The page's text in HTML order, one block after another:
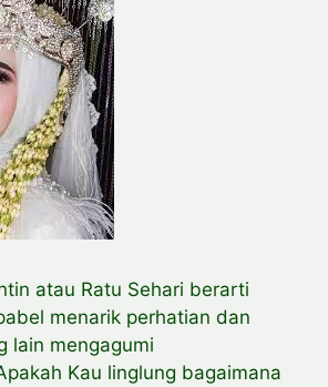
atau Ratu Sehari berarti
menarik perhatian dan
lain mengagumi
Kau linglung bagaimana